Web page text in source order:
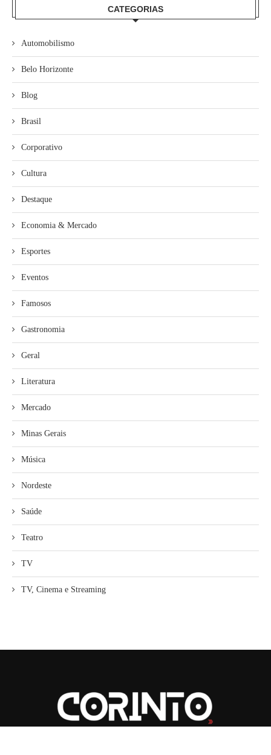
CATEGORIAS
Automobilismo
Belo Horizonte
Blog
Brasil
Corporativo
Cultura
Destaque
Economia & Mercado
Esportes
Eventos
Famosos
Gastronomia
Geral
Literatura
Mercado
Minas Gerais
Música
Nordeste
Saúde
Teatro
TV
TV, Cinema e Streaming